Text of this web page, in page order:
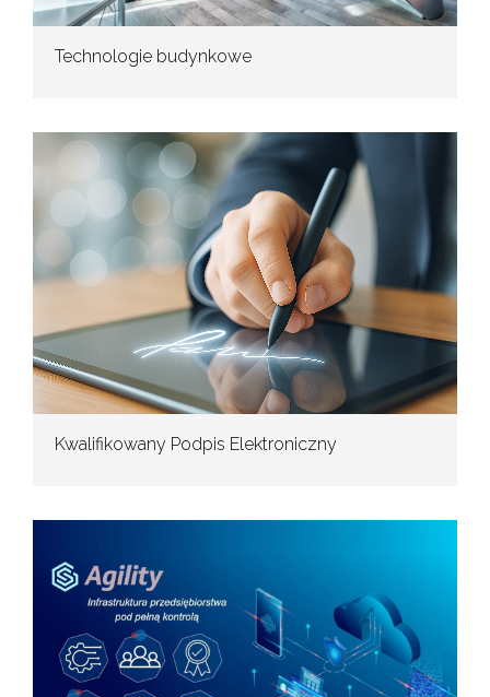
Technologie budynkowe
Kwalifikowany Podpis Elektroniczny